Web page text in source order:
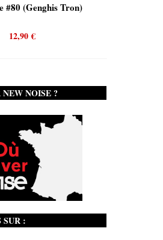
#80 (Genghis Tron)
12,90€
NOISE ?
SUR :